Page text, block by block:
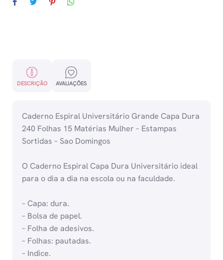
DESCRIÇÃO AVALIAÇÕES
Caderno Espiral Universitário Grande Capa Dura
240 Folhas 15 Matérias Mulher – Estampas
Sortidas – Sao Domingos
O Caderno Espiral Capa Dura Universitário ideal
para o dia a dia na escola ou na faculdade.
– Capa: dura.
– Bolsa de papel.
– Folha de adesivos.
– Folhas: pautadas.
– Indice.